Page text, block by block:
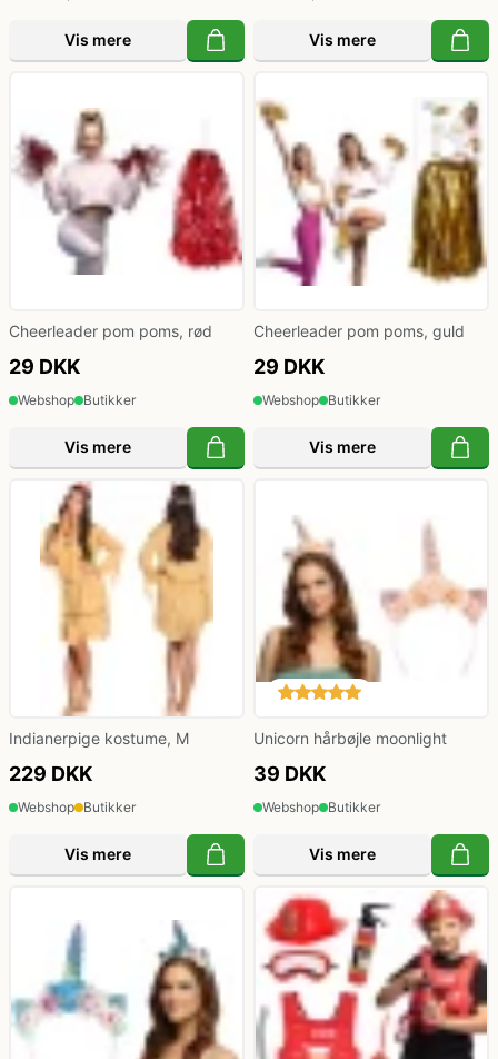
Vis mere Vis mere
Cheerleader pom poms, rød
29 DKK
Webshop Butikker
Vis mere
Cheerleader pom poms, guld
29 DKK
Webshop Butikker
Vis mere
Indianerpige kostume, M
229 DKK
Webshop Butikker
Vis mere
Unicorn hårbøjle moonlight
39 DKK
Webshop Butikker
Vis mere